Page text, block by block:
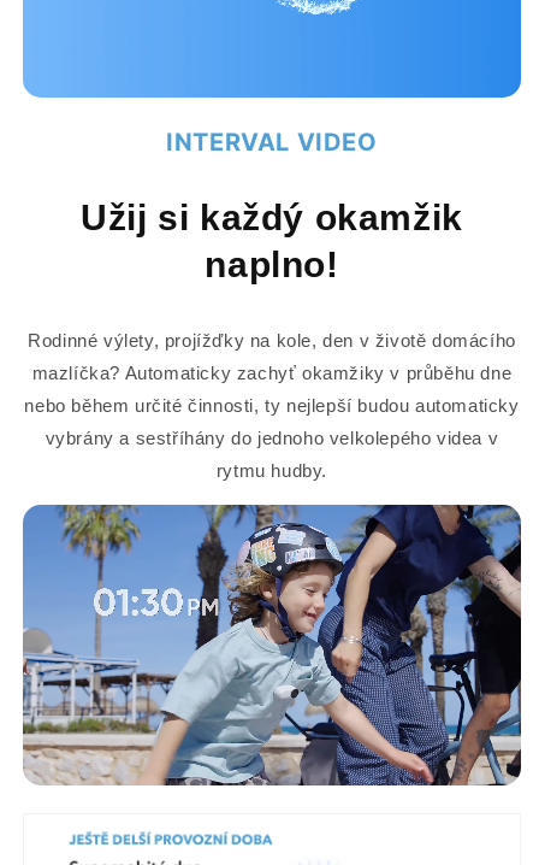
INTERVAL VIDEO
Užij si každý okamžik
naplno!
Rodinné výlety, projížďky na kole, den v životě domácího
mazlíčka? Automaticky zachyť okamžiky v průběhu dne
nebo během určité činnosti, ty nejlepší budou automaticky
vybrány a sestříhány do jednoho velkolepého videa v
rytmu hudby.